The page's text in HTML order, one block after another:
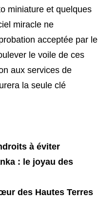
miniature et quelques
miracle ne
acceptée par le
le voile de ces
aux services de
la seule clé
à éviter
: le joyau des
des Hautes Terres